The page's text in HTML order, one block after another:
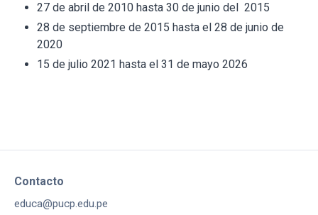
27 de abril de 2010 hasta 30 de junio del 2015
28 de septiembre de 2015 hasta el 28 de junio de
2020
15 de julio 2021 hasta el 31 de mayo 2026
Contacto
educa@pucp.edu.pe